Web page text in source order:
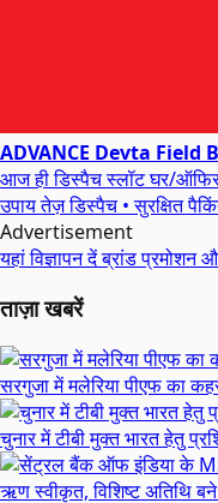
ADVANCE Devta Field
आज ही डिस्पैच स्लॉटघर/
उपायतेज़ डिस्पैच • सुरक्षित
Advertisement
यहां विज्ञापन देंब्रांड प्रमोशन
ताज़ा खबरें
सरगुजा में मलेरिया पीएफ का
चुनार में टीबी मुक्त भारत हेतु